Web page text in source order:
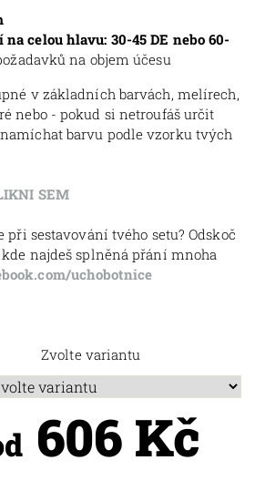
celou hlavu: 30-45 DE nebo 60-
na objem účesu
v základních barvách, melírech,
nebo - pokud si netroufáš určit
barvu podle vzorku tvých
SEM
sestavování tvého setu? Odskoč
najdeš splněná přání mnoha
uchobotnice
Zvolte variantu
606 Kč